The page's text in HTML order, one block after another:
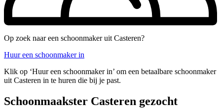
Op zoek naar een schoonmaker uit Casteren?
Huur een schoonmaker in
Klik op ‘Huur een schoonmaker in’ om een betaalbare schoonmaker
uit Casteren in te huren die bij je past.
Schoonmaakster Casteren gezocht